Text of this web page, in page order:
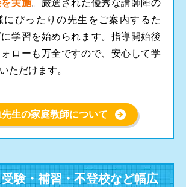
実施。厳選された優秀な講師陣の
にぴったりの先生をご案内するた
学習を始められます。指導開始後
ローも万全ですので、安心して学
ただけます。
生の家庭教師について
受験・補習・不登校など幅広